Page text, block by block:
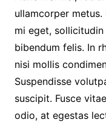
ullamcorper
mi eget,
bibendum felis. In
nisi mollis
Suspendisse
suscipit. Fusce
odio, at egestas